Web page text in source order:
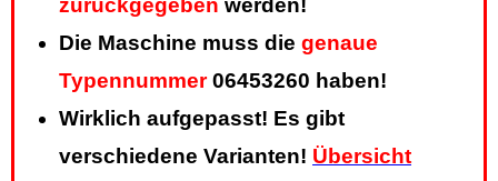
zurückgegeben werden!
Die Maschine muss die genaue
Typennummer06453260 haben!
Wirklich aufgepasst! Es gibt
verschiedene Varianten! Übersicht